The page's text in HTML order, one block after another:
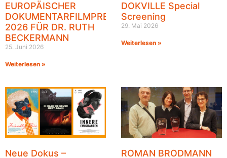
EUROPÄISCHER
DOKUMENTARFILMPREIS
2026 FÜR DR. RUTH
BECKERMANN
25. Juni 2026
Weiterlesen »
DOKVILLE Special
Screening
29. Mai 2026
Weiterlesen »
Neue Dokus –
ROMAN BRODMANN